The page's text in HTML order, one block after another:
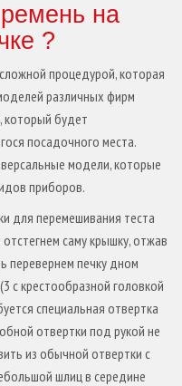
на
?
процедурой, которая
различных фирм
который будет
посадочного места.
модели, которые
приборов.
для перемешивания теста
саму крышку, отжав
перевернем печку дном
с крестообразной головкой
специальная отвертка
отвертки под рукой не
из обычной отвертки с
шлиц в середине